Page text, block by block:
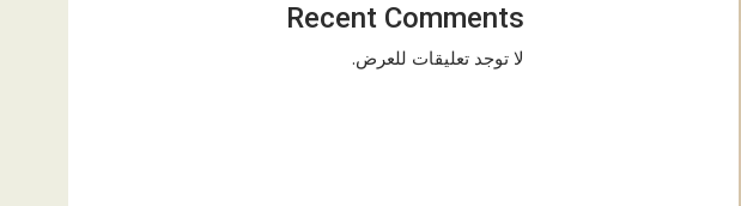
Recent Comments
لا توجد تعليقات للعرض.